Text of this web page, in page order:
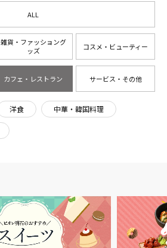
ALL
雑貨・ファッショング
ッズ
コスメ・ビューティー
カフェ・レストラン サービス・その他
洋食 中華・韓国料理